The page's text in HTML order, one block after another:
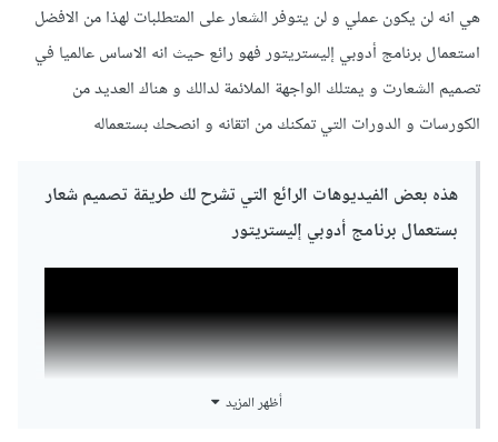
هي انه لن يكون عملي و لن يتوفر الشعار على المتطلبات لهذا من الافضل
استعمال برنامج أدوبي إليستريتور فهو رائع حيث انه الاساس عالميا في
تصميم الشعارت و يمتلك الواجهة الملائمة لدالك و هناك العديد من
الكورسات و الدورات التي تمكنك من اتقانه و انصحك بستعماله
هذه بعض الفيديوهات الرائع التي تشرح لك طريقة تصميم شعار
بستعمال برنامج أدوبي إليستريتور
أظهر المزيد